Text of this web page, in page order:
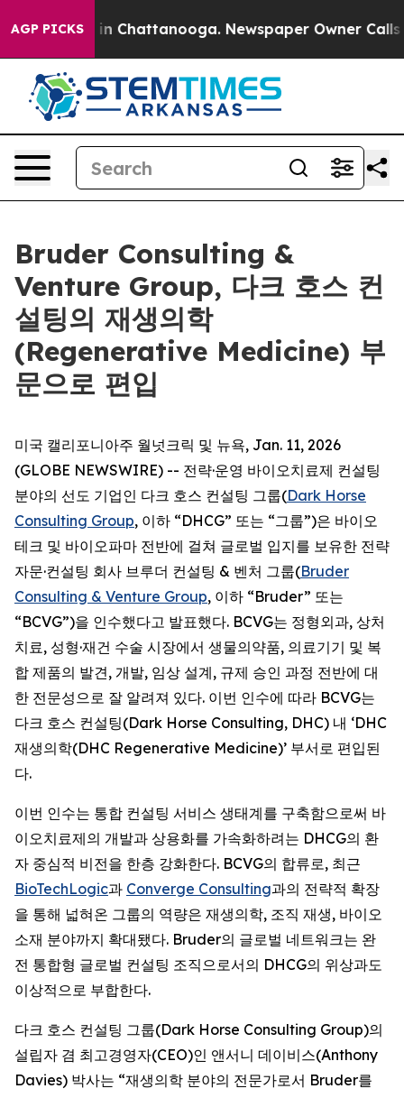
AGP PICKS
Chaos in Chattanooga. Newspaper Owner Calls
Bruder Consulting &
Venture Group, 다크 호스 컨
설팅의 재생의학
(Regenerative Medicine) 부
문으로 편입
미국 캘리포니아주 월넛크릭 및 뉴욕, Jan. 11, 2026
(GLOBE NEWSWIRE) -- 전략·운영 바이오치료제 컨설팅
분야의 선도 기업인 다크 호스 컨설팅 그룹(Dark Horse
Consulting Group, 이하 “DHCG” 또는 “그룹”)은 바이오
테크 및 바이오파마 전반에 걸쳐 글로벌 입지를 보유한 전략
자문·컨설팅 회사 브루더 컨설팅 & 벤처 그룹(Bruder
Consulting & Venture Group, 이하 “Bruder” 또는
“BCVG”)을 인수했다고 발표했다. BCVG는 정형외과, 상처
치료, 성형·재건 수술 시장에서 생물의약품, 의료기기 및 복
합 제품의 발견, 개발, 임상 설계, 규제 승인 과정 전반에 대
한 전문성으로 잘 알려져 있다. 이번 인수에 따라 BCVG는
다크 호스 컨설팅(Dark Horse Consulting, DHC) 내 ‘DHC
재생의학(DHC Regenerative Medicine)’ 부서로 편입된
다.
이번 인수는 통합 컨설팅 서비스 생태계를 구축함으로써 바
이오치료제의 개발과 상용화를 가속화하려는 DHCG의 환
자 중심적 비전을 한층 강화한다. BCVG의 합류로, 최근
BioTechLogic과 Converge Consulting과의 전략적 확장
을 통해 넓혀온 그룹의 역량은 재생의학, 조직 재생, 바이오
소재 분야까지 확대됐다. Bruder의 글로벌 네트워크는 완
전 통합형 글로벌 컨설팅 조직으로서의 DHCG의 위상과도
이상적으로 부합한다.
다크 호스 컨설팅 그룹(Dark Horse Consulting Group)의
설립자 겸 최고경영자(CEO)인 앤서니 데이비스(Anthony
Davies) 박사는 “재생의학 분야의 전문가로서 Bruder를